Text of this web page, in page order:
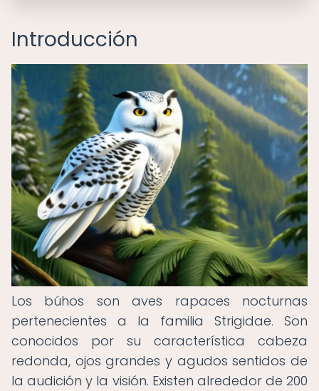
Introducción
Los búhos son aves rapaces nocturnas
pertenecientes a la familia Strigidae. Son
conocidos por su característica cabeza
redonda, ojos grandes y agudos sentidos de
la audición y la visión. Existen alrededor de 200